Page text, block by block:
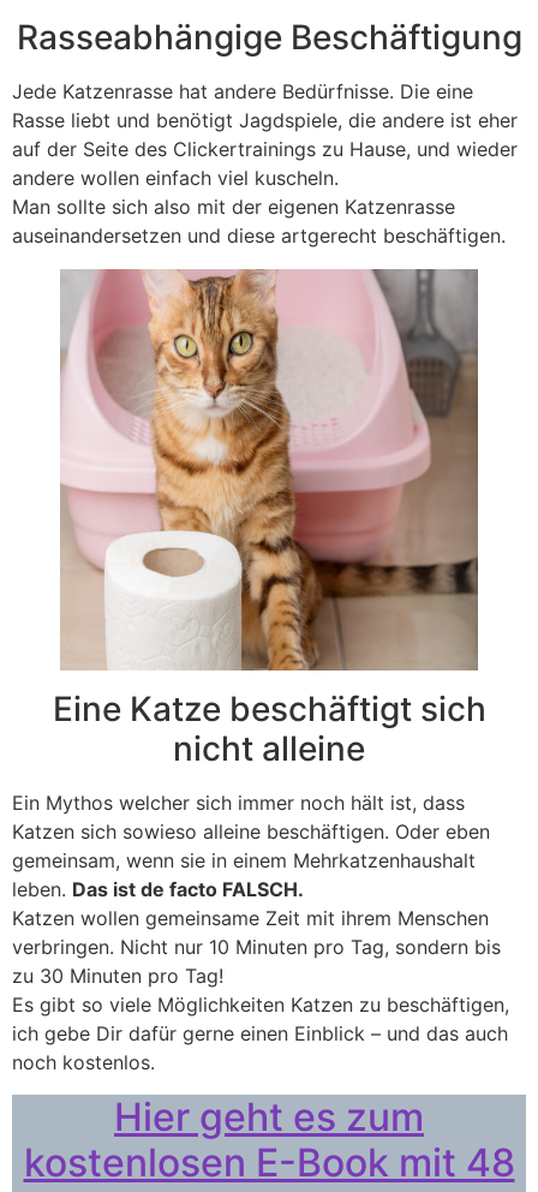
Rasseabhängige Beschäftigung
Jede Katzenrasse hat andere Bedürfnisse. Die eine
Rasse liebt und benötigt Jagdspiele, die andere ist eher
auf der Seite des Clickertrainings zu Hause, und wieder
andere wollen einfach viel kuscheln.
Man sollte sich also mit der eigenen Katzenrasse
auseinandersetzen und diese artgerecht beschäftigen.
Eine Katze beschäftigt sich
nicht alleine
Ein Mythos welcher sich immer noch hält ist, dass
Katzen sich sowieso alleine beschäftigen. Oder eben
gemeinsam, wenn sie in einem Mehrkatzenhaushalt
leben. Das ist de facto FALSCH.
Katzen wollen gemeinsame Zeit mit ihrem Menschen
verbringen. Nicht nur 10 Minuten pro Tag, sondern bis
zu 30 Minuten pro Tag!
Es gibt so viele Möglichkeiten Katzen zu beschäftigen,
ich gebe Dir dafür gerne einen Einblick – und das auch
noch kostenlos.
Hier geht es zum
kostenlosen E-Book mit 48